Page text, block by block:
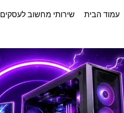
עמוד הבית שירותי מחשוב לעסקים